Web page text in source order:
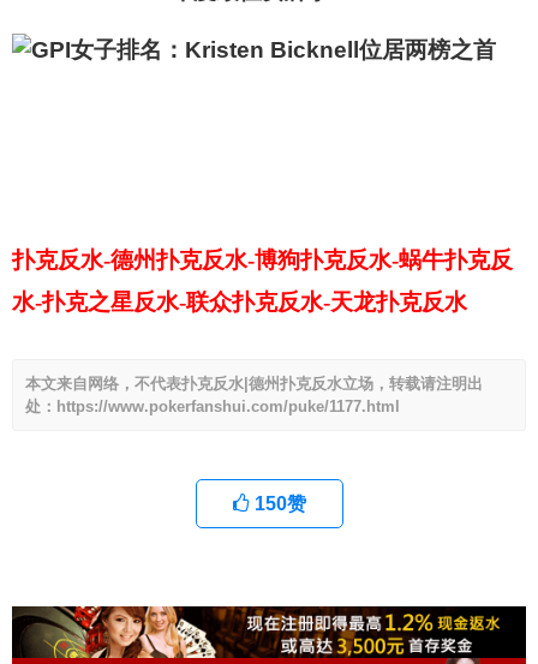
扑克反水-德州扑克反水-博狗扑克反水-蜗牛扑克反
水-扑克之星反水-联众扑克反水-天龙扑克反水
本文来自网络，不代表扑克反水|德州扑克反水立场，转载请注明出
处：https://www.pokerfanshui.com/puke/1177.html
150赞